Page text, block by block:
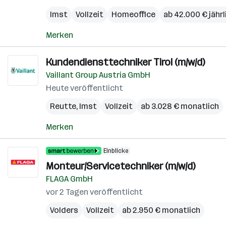
Imst
Vollzeit Homeoffice ab 42.000 €
Merken
Kundendiensttechniker Tirol (m/w/d)
Vaillant Group Austria GmbH
Heute veröffentlicht
Reutte, Imst Vollzeit ab 3.028 € monatlich
Merken
Einblicke
Monteur/Servicetechniker (m/w/d)
FLAGA GmbH
vor 2 Tagen veröffentlicht
Volders
Vollzeit ab 2.950 € monatlich